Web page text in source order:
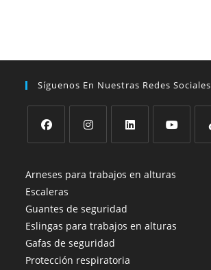
Síguenos En Nuestras Redes Sociales
abre
en
una
nueva
pestaña
abre
una
nueva
pestaña
abre
una
nueva
pestaña
abre
nueva
Arneses para trabajos en alturas
Escaleras
Guantes de seguridad
Eslingas para trabajos en alturas
Gafas de seguridad
Protección respiratoria